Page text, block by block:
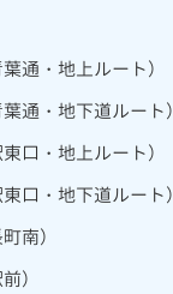
通・地上ルート）
通・地下道ルート）
口・地上ルート）
口・地下道ルート）
南）
）